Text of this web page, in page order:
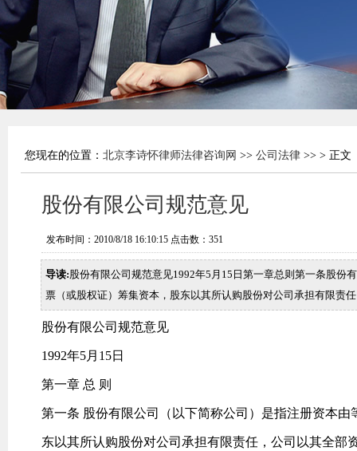
您现在的位置： 北京李诗怀律师法律咨询网 >> 公司法律 >> > 正文
股份有限公司规范意见
发布时间：2010/8/18 16:10:15 点击数： 351
导读:股份有限公司规范意见1992年5月15日第一章总则第一条股份
票（或股权证）筹集资本，股东以其所认购股份对公司承担有限责
股份有限公司规范意见
1992年5月15日
第一章 总 则
第一条 股份有限公司（以下简称公司）是指注册资本
东以其所认购股份对公司承担有限责任，公司以其全部